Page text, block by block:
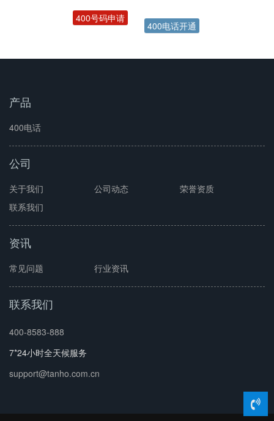
400号码申请
400电话开通
产品
400电话
公司
关于我们 公司动态
荣誉资质
联系我们
资讯
常见问题 行业资讯
联系我们
400-8583-888
7*24小时全天候服务
support@tanho.com.cn